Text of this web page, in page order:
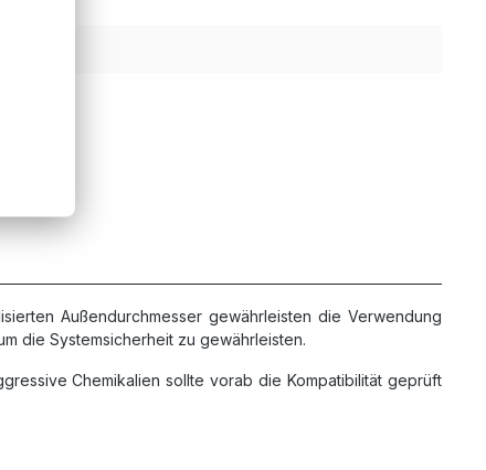
Außendurchmesser gewährleisten die Verwendung
die Systemsicherheit zu gewährleisten.
Chemikalien sollte vorab die Kompatibilität geprüft